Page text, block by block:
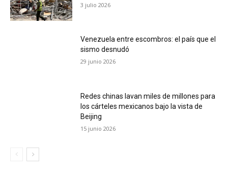
3 julio 2026
Venezuela entre escombros: el país que el
sismo desnudó
29 junio 2026
Redes chinas lavan miles de millones para
los cárteles mexicanos bajo la vista de
Beijing
15 junio 2026